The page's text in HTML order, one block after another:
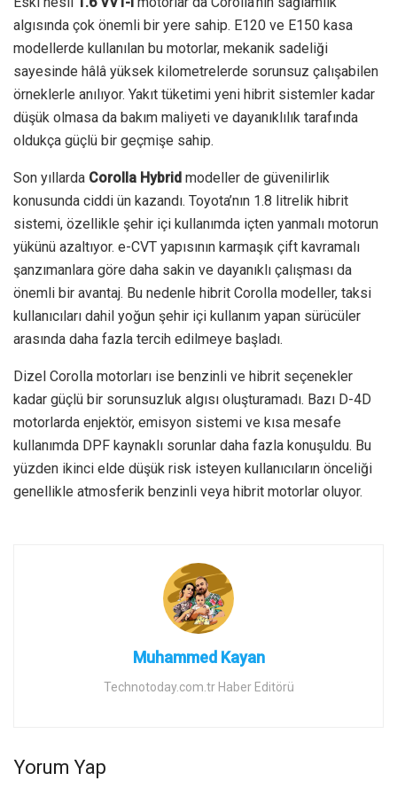
algısında çok önemli bir yere sahip. E120 ve E150 kasa
modellerde kullanılan bu motorlar, mekanik sadeliği
sayesinde hâlâ yüksek kilometrelerde sorunsuz çalışabilen
örneklerle anılıyor. Yakıt tüketimi yeni hibrit sistemler kadar
düşük olmasa da bakım maliyeti ve dayanıklılık tarafında
oldukça güçlü bir geçmişe sahip.
Son yıllarda Corolla Hybrid modeller de güvenilirlik
konusunda ciddi ün kazandı. Toyota’nın 1.8 litrelik hibrit
sistemi, özellikle şehir içi kullanımda içten yanmalı motorun
yükünü azaltıyor. e-CVT yapısının karmaşık çift kavramalı
şanzımanlara göre daha sakin ve dayanıklı çalışması da
önemli bir avantaj. Bu nedenle hibrit Corolla modeller, taksi
kullanıcıları dahil yoğun şehir içi kullanım yapan sürücüler
arasında daha fazla tercih edilmeye başladı.
Dizel Corolla motorları ise benzinli ve hibrit seçenekler
kadar güçlü bir sorunsuzluk algısı oluşturamadı. Bazı D-4D
motorlarda enjektör, emisyon sistemi ve kısa mesafe
kullanımda DPF kaynaklı sorunlar daha fazla konuşuldu. Bu
yüzden ikinci elde düşük risk isteyen kullanıcıların önceliği
genellikle atmosferik benzinli veya hibrit motorlar oluyor.
Muhammed Kayan
Technotoday.com.tr Haber Editörü
Yorum Yap